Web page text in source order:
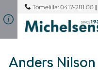
Tomelilla: 0417-281 00 |
Anders Nilson